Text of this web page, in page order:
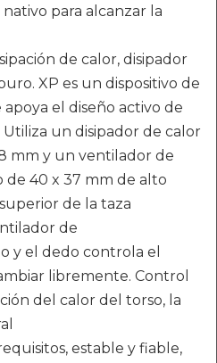
para alcanzar la
de calor, disipador
XP es un dispositivo de
el diseño activo de
Utiliza un disipador de calor
mm y un ventilador de
40 x 37 mm de alto
de la taza
de
y el dedo controla el
libremente. Control
del calor del torso, la
estable y fiable,